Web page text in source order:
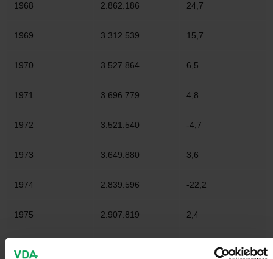
1968 2.862.186 24,7
1969 3.312.539 15,7
1970 3.527.864 6,5
1971 3.696.779 4,8
1972 3.521.540 -4,7
1973 3.649.880 3,6
1974 2.839.596 -22,2
1975 2.907.819 2,4